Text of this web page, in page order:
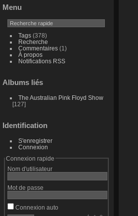
Menu
Tags(378)
Recherche
Commentaires(1)
À propos
Notifications RSS
Albums liés
The Australian Pink Floyd Show
127
Identification
S'enregistrer
Connexion
Connexion rapide
Nom d'utilisateur
Mot de passe
Connexion auto